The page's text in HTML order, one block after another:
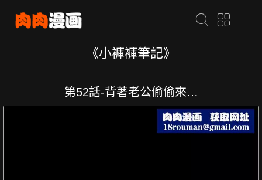
《小褲褲筆記》
第52話-背著老公偷偷來…